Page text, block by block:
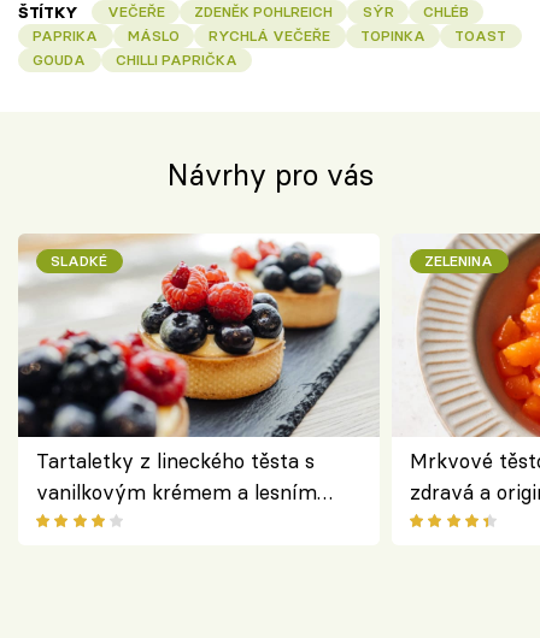
ŠTÍTKY VEČEŘE ZDENĚK POHLREICH SÝR
CHLÉB
PAPRIKA
MÁSLO RYCHLÁ VEČEŘE TOPINKA
TOAST
GOUDA
CHILLI PAPRIČKA
Návrhy pro vás
SLADKÉ
Tartaletky z lineckého těsta s
vanilkovým krémem a lesním
ovocem podle Bread Society
ZELENINA
Mrkvové
zdravá a
klasiky